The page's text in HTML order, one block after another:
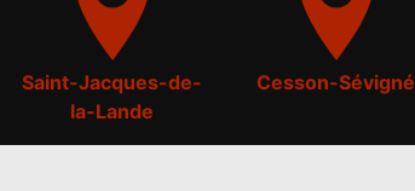
Saint-Jacques-de-
la-Lande
Cesson-Sévigné